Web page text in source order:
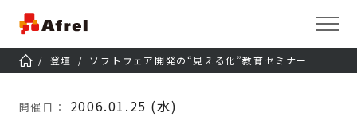
登壇 ソフトウェア開発の“見える化”教育セミナー
開催日： 2006.01.25 (水)